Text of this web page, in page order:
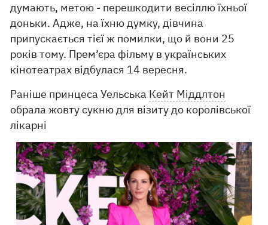
думають, метою - перешкодити весіллю їхньої
доньки. Адже, на їхню думку, дівчина
припускається тієї ж помилки, що й вони 25
років тому. Прем’єра фільму в українських
кінотеатрах відбулася 14 вересня.
Раніше принцеса Уельська Кейт Міддлтон
обрала жовту сукню для візиту до королівської
лікарні